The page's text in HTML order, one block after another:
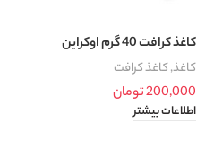
کاغذ کرافت 40 گرم اوکراین
کاغذ,کاغذ کرافت
200,000تومان
اطلاعات بیشتر